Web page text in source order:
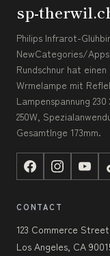
sp-
Philips Infrarot-
NewCategories/
Rundschnur hat
Wrmelampe mit
Lampenspannung
250W,
Gesamtlnge 173mm.
CONTACT
123 Commerce Street
Los Angeles, CA